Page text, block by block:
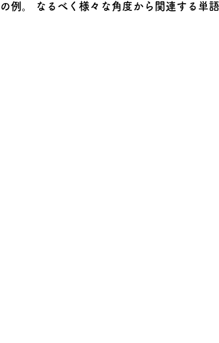
の例。 なるべく様々な角度から関連する単